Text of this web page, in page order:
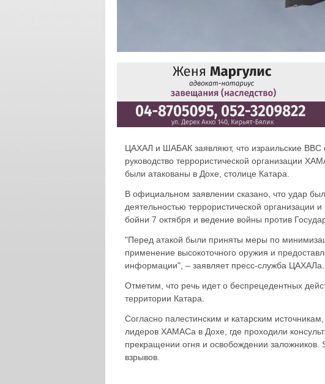
ЦАХАЛ и ШАБАК заявляют, что израильские
руководство террористической
были атакованы в Дохе, столице Катара.
В официальном заявлении сказано, что удар
деятельностью террористической организации
бойни 7 октября и ведение войны против
"Перед атакой были приняты меры по
применение высокоточного оружия и
информации", – заявляет пресс-служба ЦАХАЛа.
Отметим, что речь идет о беспрецедентных
территории Катара.
Согласно палестинским и катарским
лидеров ХАМАСа в Дохе, где проходили
прекращении огня и освобождении
взрывов.